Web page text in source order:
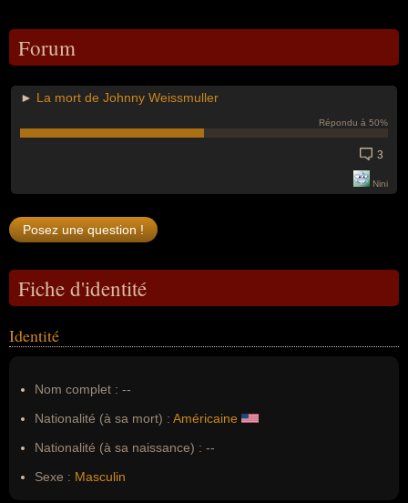
Forum
► La mort de Johnny Weissmuller
Répondu à 50%
3
Nini
Fiche d'identité
Identité
Nom complet : --
Nationalité (à sa mort) : Américaine
Nationalité (à sa naissance) : --
Sexe : Masculin